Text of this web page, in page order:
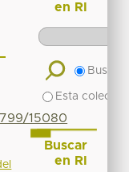
15080
en RI
Buscar
Esta
Buscar
en RI